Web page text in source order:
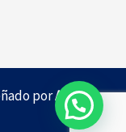
porAgencia